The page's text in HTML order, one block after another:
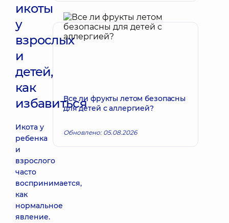
икоты
у
взрослых
и
детей,
как
избавиться
Икота у
ребенка
и
взрослого
часто
воспринимается,
как
нормальное
явление.
Все ли фрукты летом безопасны
для детей с аллергией?
Обновлено: 05.08.2026